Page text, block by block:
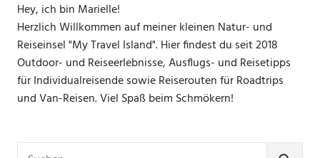
Hey, ich bin Marielle!
Herzlich Willkommen auf meiner kleinen Natur- und
Reiseinsel "My Travel Island". Hier findest du seit 2018
Outdoor- und Reiseerlebnisse, Ausflugs- und Reisetipps
für Individualreisende sowie Reiserouten für Roadtrips
und Van-Reisen. Viel Spaß beim Schmökern!